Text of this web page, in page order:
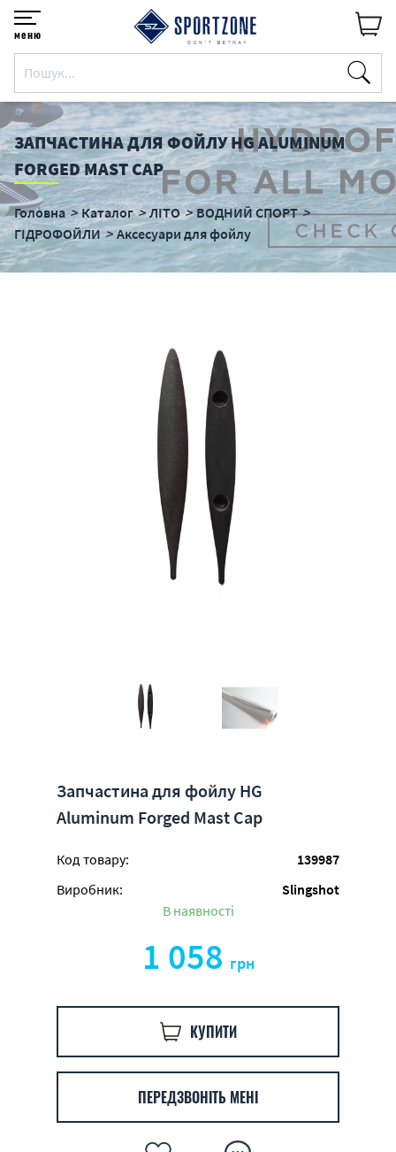
меню
ЗАПЧАСТИНА ДЛЯ ФОЙЛУ HG ALUMINUM
FORGED MAST CAP
Головна Каталог ЛІТО
ВОДНИЙ СПОРТ
ГІДРОФОЙЛИ
Аксесуари для фойлу
Запчастина для фойлу HG
Aluminum Forged Mast Cap
Код товару:
139987
Виробник:
Slingshot
В наявності
1 058 грн
КУПИТИ
ПЕРЕДЗВОНІТЬ МЕНІ